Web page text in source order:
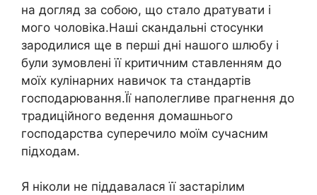
на догляд за собою, що стало дратувати і
мого чоловіка.Наші скандальні стосунки
зародилися ще в перші дні нашого шлюбу і
були зумовлені її критичним ставленням до
моїх кулінарних навичок та стандартів
господарювання.Її наполегливе прагнення до
традиційного ведення домашнього
господарства суперечило моїм сучасним
підходам.
Я ніколи не піддавалася її застарілим